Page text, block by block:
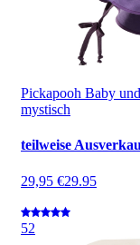
Pickapooh Baby
mystisch
teilweise
29,95 €29.95
52